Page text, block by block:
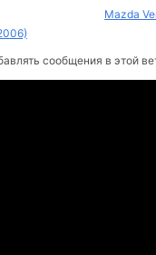
Mazda
сообщения в этой